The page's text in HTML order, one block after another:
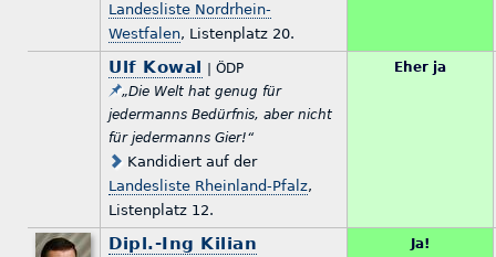
Landesliste Nordrhein-
Westfalen, Listenplatz 20.
Ulf Kowal
| ÖDP
„Die Welt hat genug für
jedermanns Bedürfnis, aber nicht
für jedermanns Gier!“
Kandidiert auf der
Landesliste Rheinland-Pfalz,
Listenplatz 12.
Eher ja
Dipl.-Ing Kilian
Ja!